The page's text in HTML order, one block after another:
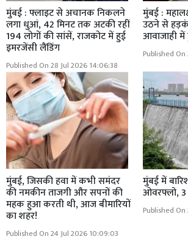
मुंबई : फ्लाइट से अचानक निकलने
लगा धुआं, 42 मिनट तक अटकी रहीं
194 लोगों की सांसें, राजकोट में हुई
इमरजेंसी लैंडिंग
Published On 28 Jul 2026 14:06:38
मुंबई :
उठने से
आवाजाही में
Published On
मुंबई, जिसकी हवा में कभी समंदर
की नमकीन ताजगी और सपनों की
महक हुआ करती थी, आज बीमारियों
का शहर!
Published On 24 Jul 2026 10:09:03
मुंबई में
ओवरफ्लो, 3
Published